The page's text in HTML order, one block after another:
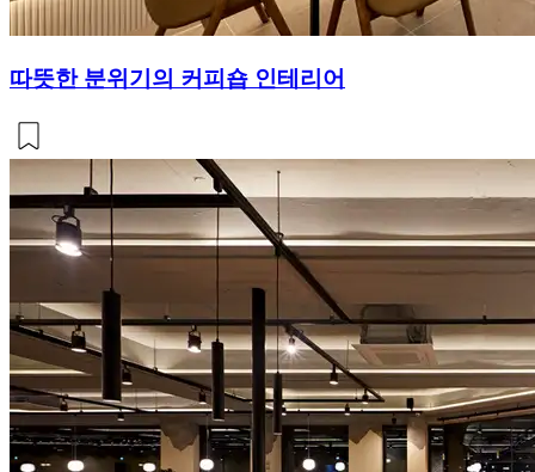
따뜻한 분위기의 커피숍 인테리어